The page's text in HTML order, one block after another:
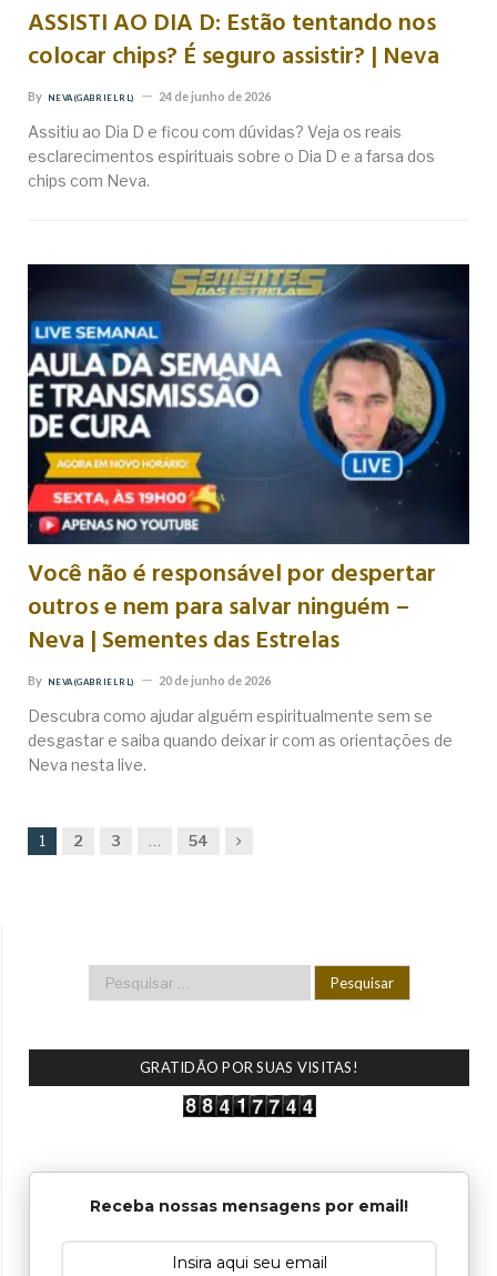
ASSISTI AO DIA D: Estão tentando nos
colocar chips? É seguro assistir? | Neva
By NEVA (GABRIEL RL) 24 de junho de 2026
Assitiu ao Dia D e ficou com dúvidas? Veja os reais
esclarecimentos espirituais sobre o Dia D e a farsa dos
chips com Neva.
Você não é responsável por despertar
outros e nem para salvar ninguém –
Neva | Sementes das Estrelas
By NEVA (GABRIEL RL) 20 de junho de 2026
Descubra como ajudar alguém espiritualmente sem se
desgastar e saiba quando deixar ir com as orientações de
Neva nesta live.
1 2 3 … 54 Next
GRATIDÃO POR SUAS VISITAS!
Receba nossas mensagens por email!